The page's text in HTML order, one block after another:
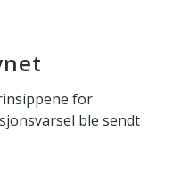
for
ble sendt